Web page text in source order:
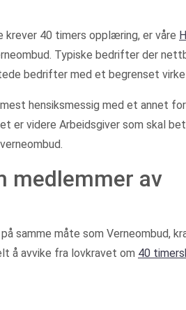
40 timers opplæring, er våre
Typiske bedrifter der
bedrifter med et begrenset
hensiksmessig med et annet
er videre Arbeidsgiver som skal
medlemmer av
samme måte som Verneombud,
å avvike fra lovkravet om 40